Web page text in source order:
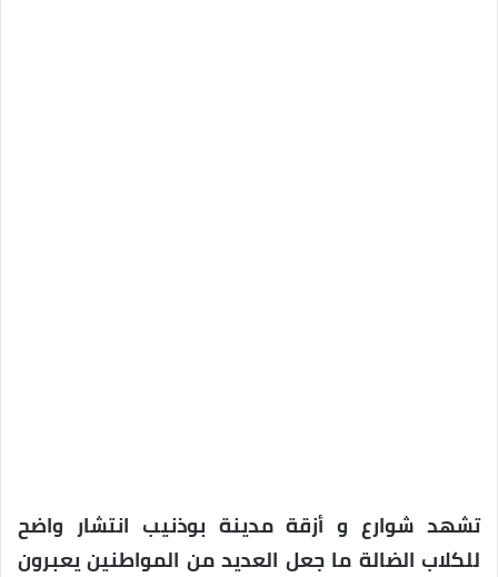
تشهد شوارع و أزقة مدينة بوذنيب انتشار واضح
للكلاب الضالة ما جعل العديد من المواطنين يعبرون